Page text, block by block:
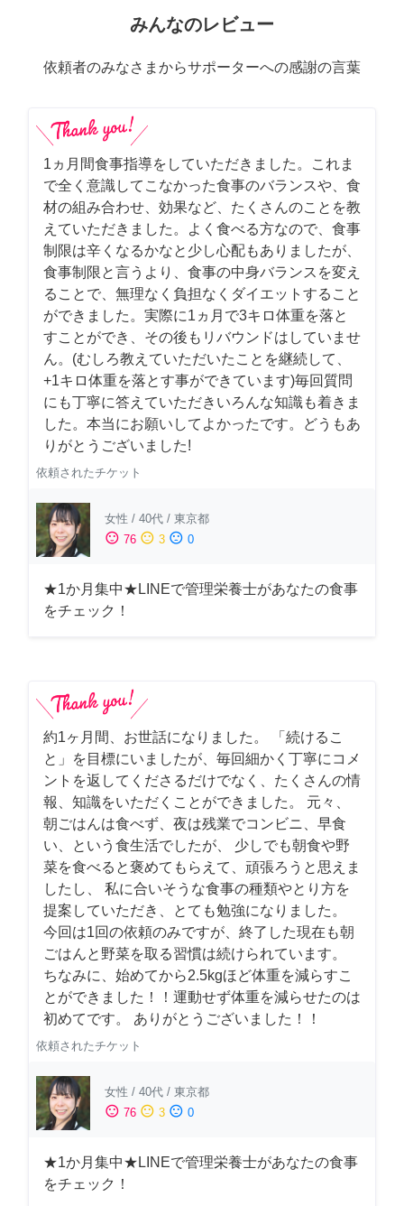
みんなのレビュー
依頼者のみなさまからサポーターへの感謝の言葉
1ヵ月間食事指導をしていただきました。これま
で全く意識してこなかった食事のバランスや、食
材の組み合わせ、効果など、たくさんのことを教
えていただきました。よく食べる方なので、食事
制限は辛くなるかなと少し心配もありましたが、
食事制限と言うより、食事の中身バランスを変え
ることで、無理なく負担なくダイエットすること
ができました。実際に1ヵ月で3キロ体重を落と
すことができ、その後もリバウンドはしていませ
ん。(むしろ教えていただいたことを継続して、
+1キロ体重を落とす事ができています)毎回質問
にも丁寧に答えていただきいろんな知識も着きま
した。本当にお願いしてよかったです。どうもあ
りがとうございました!
依頼されたチケット
女性 / 40代 / 東京都
sentiment_satisfied 76 sentiment_neutral 3 sentiment_dissatisfied 0
★1か月集中★LINEで管理栄養士があなたの食事
をチェック！
約1ヶ月間、お世話になりました。 「続けるこ
と」を目標にいましたが、毎回細かく丁寧にコメ
ントを返してくださるだけでなく、たくさんの情
報、知識をいただくことができました。 元々、
朝ごはんは食べず、夜は残業でコンビニ、早食
い、という食生活でしたが、 少しでも朝食や野
菜を食べると褒めてもらえて、頑張ろうと思えま
したし、 私に合いそうな食事の種類やとり方を
提案していただき、とても勉強になりました。
今回は1回の依頼のみですが、終了した現在も朝
ごはんと野菜を取る習慣は続けられています。
ちなみに、始めてから2.5kgほど体重を減らすこ
とができました！！運動せず体重を減らせたのは
初めてです。 ありがとうございました！！
依頼されたチケット
女性 / 40代 / 東京都
sentiment_satisfied 76 sentiment_neutral 3 sentiment_dissatisfied 0
★1か月集中★LINEで管理栄養士があなたの食事
をチェック！